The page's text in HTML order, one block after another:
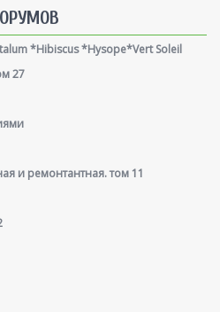
*Hibiscus *Hysope*Vert Soleil
27
и ремонтантная. том 11